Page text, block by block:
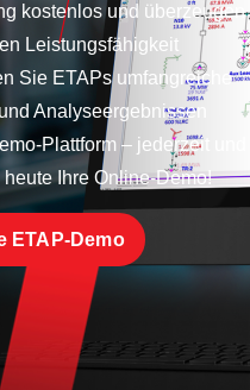
kostenlos und überzeugen
Leistungsfähigkeit
Sie ETAPs umfangreiche
Analyseergebnissen
Plattform – jederzeit und
Ihre Online-Demo!
ETAP-Demo